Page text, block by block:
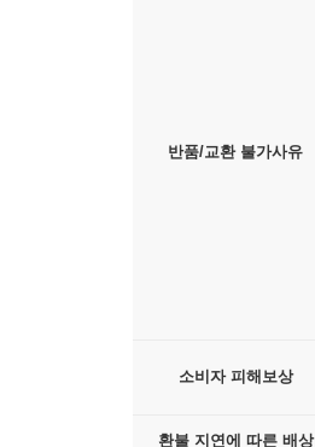
반품/교환 불가사유
소비자 피해보상
환불 지연에 따른 배상